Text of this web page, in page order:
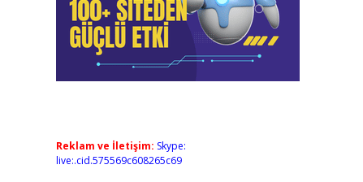
Reklam ve İletişim: Skype:
live:.cid.575569c608265c69